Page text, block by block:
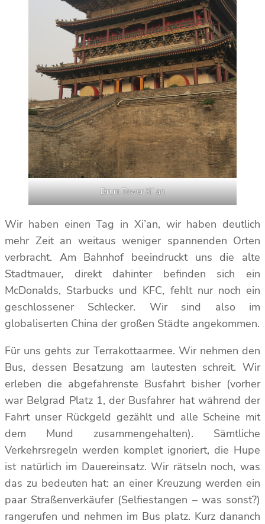
Drum Tower Xi`an
Wir haben einen Tag in Xi’an, wir haben deutlich
mehr Zeit an weitaus weniger spannenden Orten
verbracht. Am Bahnhof beeindruckt uns die alte
Stadtmauer, direkt dahinter befinden sich ein
McDonalds, Starbucks und KFC, fehlt nur noch ein
geschlossener Schlecker. Wir sind also im
globaliserten China der großen Städte angekommen.
Für uns gehts zur Terrakottaarmee. Wir nehmen den
Bus, dessen Besatzung am lautesten schreit. Wir
erleben die abgefahrenste Busfahrt bisher (vorher
war Belgrad Platz 1, der Busfahrer hat während der
Fahrt unser Rückgeld gezählt und alle Scheine mit
dem Mund zusammengehalten). Sämtliche
Verkehrsregeln werden komplet ignoriert, die Hupe
ist natürlich im Dauereinsatz. Wir rätseln noch, was
das zu bedeuten hat: an einer Kreuzung werden ein
paar Straßenverkäufer (Selfiestangen – was sonst?)
rangerufen und nehmen im Bus platz. Kurz dananch